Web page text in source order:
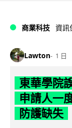
商業科技 資訊
Lawton 1 日
東華學院
申請人一
防護缺失